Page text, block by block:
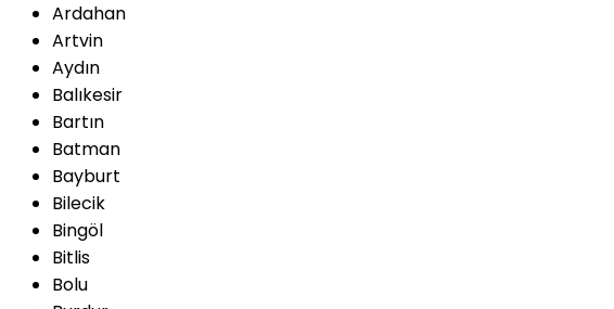
Ardahan
Artvin
Aydın
Balıkesir
Bartın
Batman
Bayburt
Bilecik
Bingöl
Bitlis
Bolu